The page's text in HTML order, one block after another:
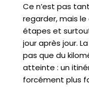
Ce n’est pas
regarder, mais
étapes et
jour après jour.
pas que du
atteinte : un
forcément plus